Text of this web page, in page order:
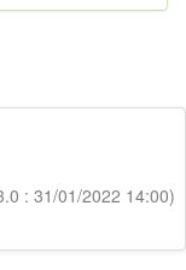
: 31/01/2022 14:00)